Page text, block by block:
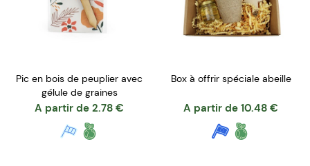
Pic en bois de peuplier avec
gélule de graines
A partir de 2.78 €
Box à offrir spéciale abeille
A partir de 10.48 €